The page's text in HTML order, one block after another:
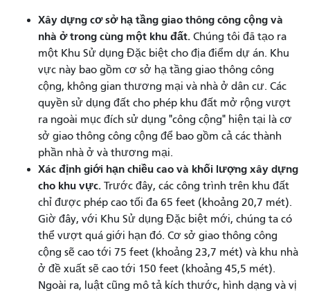
Xây dựng cơ sở hạ tầng giao thông công cộng và
nhà ở trong cùng một khu đất. Chúng tôi đã tạo ra
một Khu Sử dụng Đặc biệt cho địa điểm dự án. Khu
vực này bao gồm cơ sở hạ tầng giao thông công
cộng, không gian thương mại và nhà ở dân cư. Các
quyền sử dụng đất cho phép khu đất mở rộng vượt
ra ngoài mục đích sử dụng "công cộng" hiện tại là cơ
sở giao thông công cộng để bao gồm cả các thành
phần nhà ở và thương mại.
Xác định giới hạn chiều cao và khối lượng xây dựng
cho khu vực. Trước đây, các công trình trên khu đất
chỉ được phép cao tối đa 65 feet (khoảng 20,7 mét).
Giờ đây, với Khu Sử dụng Đặc biệt mới, chúng ta có
thể vượt quá giới hạn đó. Cơ sở giao thông công
cộng sẽ cao tới 75 feet (khoảng 23,7 mét) và khu nhà
ở đề xuất sẽ cao tới 150 feet (khoảng 45,5 mét).
Ngoài ra, luật cũng mô tả kích thước, hình dạng và vị